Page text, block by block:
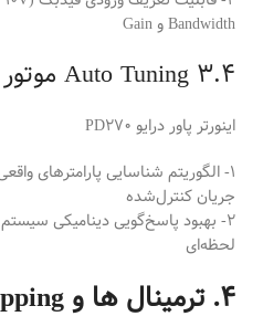
Bandwidth و Gain
3.4 Auto Tuning موتور
اینورتر پاور درایو PD270
1- الگوریتم شناسایی پارامترهای
جریان کنترل‌شده
2- بهبود پاسخ‌گویی دینامیکی
لحظه‌ای
4. ترمینال ها و IO Mapping پیشرفته